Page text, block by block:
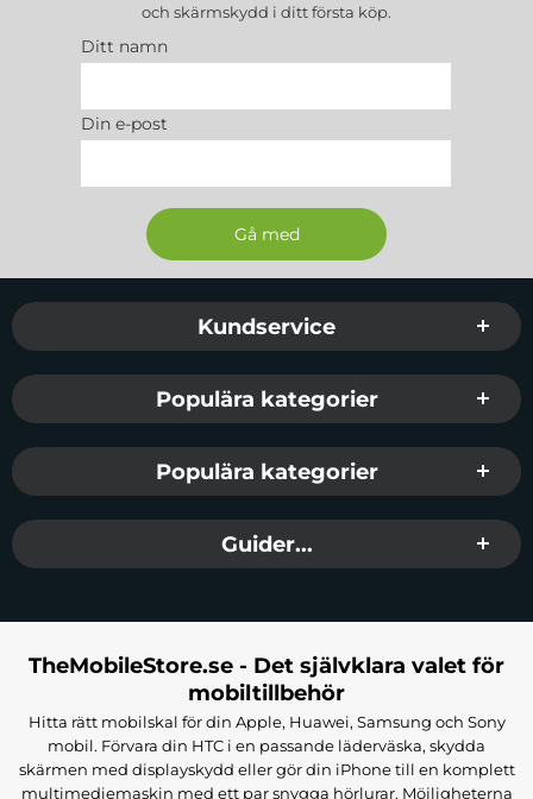
och skärmskydd i ditt första köp.
Ditt namn
Din e-post
Sidfot Blandad info och länkar
Kundservice
Populära kategorier
Populära kategorier
Guider...
TheMobileStore.se - Det självklara valet för
mobiltillbehör
Hitta rätt mobilskal för din Apple, Huawei, Samsung och Sony
mobil. Förvara din HTC i en passande läderväska, skydda
skärmen med displayskydd eller gör din iPhone till en komplett
multimediemaskin med ett par snygga hörlurar. Möjligheterna